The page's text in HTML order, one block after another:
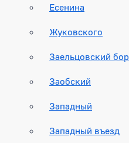
Есенина
Жуковского
Заельцовский бор
Заобский
Западный
Западный въезд